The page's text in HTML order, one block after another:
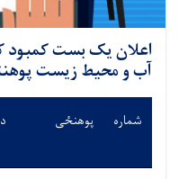
اعلان یک بست کمبود
آب و محیط زیست
شماره پوهنځی